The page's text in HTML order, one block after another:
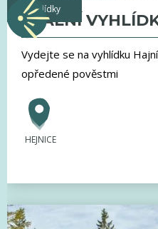
vyhlídky
SKALNÍ
Vydejte se na vyhlídku
opředené pověstmi
HEJNICE